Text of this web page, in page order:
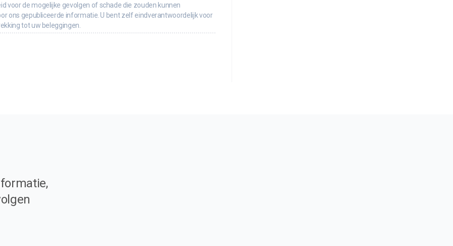
voor de mogelijke gevolgen of schade die zouden kunnen
ons gepubliceerde informatie. U bent zelf eindverantwoordelijk voor
tot uw beleggingen.